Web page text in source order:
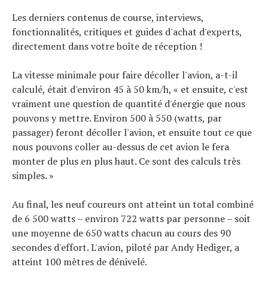
Les derniers contenus de course, interviews,
fonctionnalités, critiques et guides d'achat d'experts,
directement dans votre boîte de réception !
La vitesse minimale pour faire décoller l'avion, a-t-il
calculé, était d'environ 45 à 50 km/h, « et ensuite, c'est
vraiment une question de quantité d'énergie que nous
pouvons y mettre. Environ 500 à 550 (watts, par
passager) feront décoller l'avion, et ensuite tout ce que
nous pouvons coller au-dessus de cet avion le fera
monter de plus en plus haut. Ce sont des calculs très
simples. »
Au final, les neuf coureurs ont atteint un total combiné
de 6 500 watts – environ 722 watts par personne – soit
une moyenne de 650 watts chacun au cours des 90
secondes d'effort. L'avion, piloté par Andy Hediger, a
atteint 100 mètres de dénivelé.